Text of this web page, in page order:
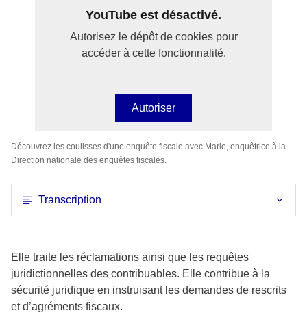
YouTube est désactivé.
Autorisez le dépôt de cookies pour
accéder à cette fonctionnalité.
Autoriser
Découvrez les coulisses d'une enquête fiscale avec Marie, enquêtrice à la
Direction nationale des enquêtes fiscales.
Transcription
Elle traite les réclamations ainsi que les requêtes
juridictionnelles des contribuables. Elle contribue à la
sécurité juridique en instruisant les demandes de rescrits
et d’agréments fiscaux.